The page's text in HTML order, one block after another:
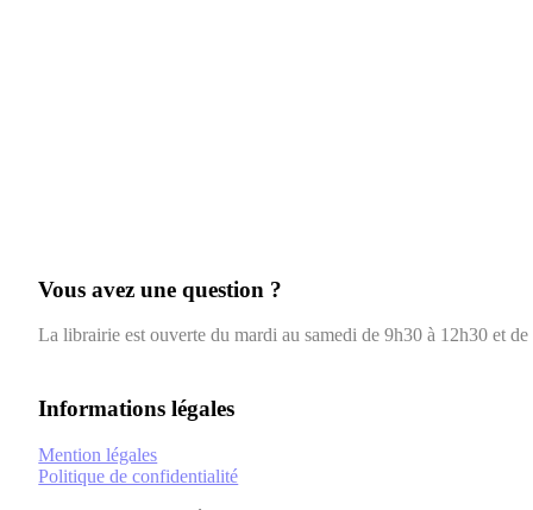
Vous avez une question ?
La librairie est ouverte du mardi au samedi de 9h30 à 12h30 et
Informations légales
Mention légales
Politique de confidentialité